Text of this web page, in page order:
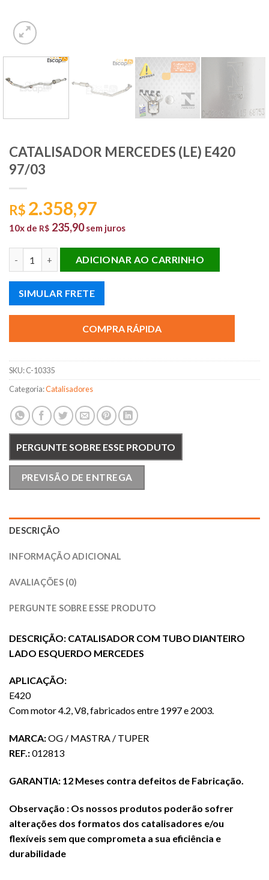
CATALISADOR MERCEDES (LE) E420
97/03
R$ 2.358,97
10x de R$ 235,90 sem juros
ADICIONAR AO CARRINHO
SIMULAR FRETE
COMPRA RÁPIDA
SKU:C-10335
Categoria:Catalisadores
PERGUNTE SOBRE ESSE PRODUTO
PREVISÃO DE ENTREGA
DESCRIÇÃO
INFORMAÇÃO ADICIONAL
AVALIAÇÕES (0)
PERGUNTE SOBRE ESSE PRODUTO
DESCRIÇÃO: CATALISADOR COM TUBO DIANTEIRO
LADO ESQUERDO MERCEDES
APLICAÇÃO:
E420
Com motor 4.2, V8, fabricados entre 1997 e 2003.
MARCA:OG / MASTRA / TUPER
REF.:012813
GARANTIA: 12 Meses contra defeitos de Fabricação.
Observação : Os nossos produtos poderão sofrer
alterações dos formatos dos catalisadores e/ou
flexíveis sem que comprometa a sua eficiência e
durabilidade